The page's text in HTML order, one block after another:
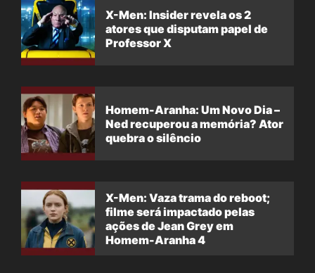
X-Men: Insider revela os 2
atores que disputam papel de
Professor X
Homem-Aranha: Um Novo Dia –
Ned recuperou a memória? Ator
quebra o silêncio
X-Men: Vaza trama do reboot;
filme será impactado pelas
ações de Jean Grey em
Homem-Aranha 4